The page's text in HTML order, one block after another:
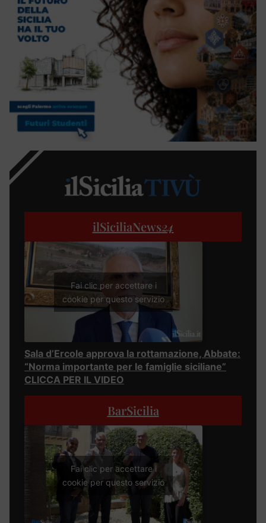
ilSiciliaNews24
Fai clic per accettare i
cookie per questo servizio
Sala d’Ercole approva la rottamazione, Abbate:
“Norma importante per le famiglie siciliane”
CLICCA PER IL VIDEO
BarSicilia
Fai clic per accettare i
cookie per questo servizio